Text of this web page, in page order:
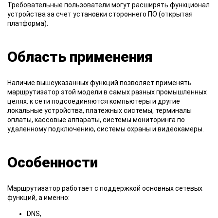
Требовательные пользователи могут расширять функционал
устройства за счет установки стороннего ПО (открытая
платформа).
Область применения
Наличие вышеуказанных функций позволяет применять
маршрутизатор этой модели в самых разных промышленных
целях: к сети подсоединяются компьютеры и другие
локальные устройства, платежных системы, терминалы
оплаты, кассовые аппараты, системы мониторинга по
удаленному подключению, системы охраны и видеокамеры.
Особенности
Маршрутизатор работает с поддержкой основных сетевых
функций, а именно:
DNS,